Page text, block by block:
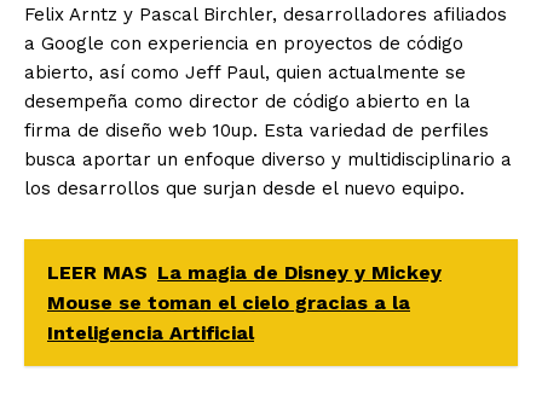
Felix Arntz y Pascal Birchler, desarrolladores afiliados
a Google con experiencia en proyectos de código
abierto, así como Jeff Paul, quien actualmente se
desempeña como director de código abierto en la
firma de diseño web 10up. Esta variedad de perfiles
busca aportar un enfoque diverso y multidisciplinario a
los desarrollos que surjan desde el nuevo equipo.
LEER MAS La magia de Disney y Mickey
Mouse se toman el cielo gracias a la
Inteligencia Artificial